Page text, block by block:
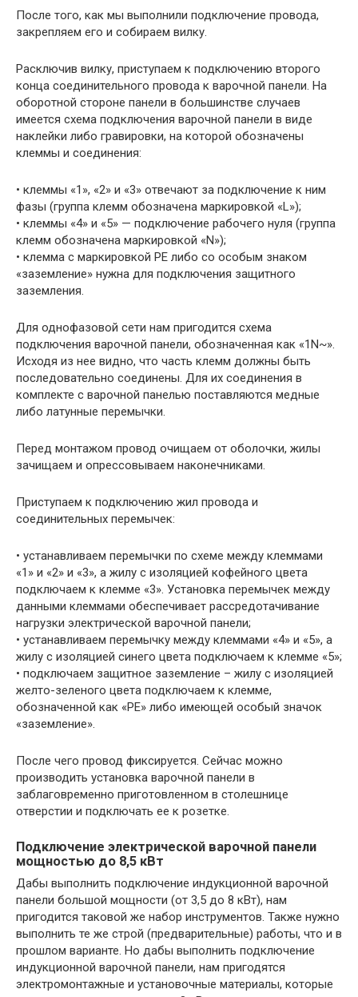
После того, как мы выполнили подключение провода,
закрепляем его и собираем вилку.
Расключив вилку, приступаем к подключению второго
конца соединительного провода к варочной панели. На
оборотной стороне панели в большинстве случаев
имеется схема подключения варочной панели в виде
наклейки либо гравировки, на которой обозначены
клеммы и соединения:
• клеммы «1», «2» и «3» отвечают за подключение к ним
фазы (группа клемм обозначена маркировкой «L»);
• клеммы «4» и «5» — подключение рабочего нуля (группа
клемм обозначена маркировкой «N»);
• клемма с маркировкой РЕ либо со особым знаком
«заземление» нужна для подключения защитного
заземления.
Для однофазовой сети нам пригодится схема
подключения варочной панели, обозначенная как «1N~».
Исходя из нее видно, что часть клемм должны быть
последовательно соединены. Для их соединения в
комплекте с варочной панелью поставляются медные
либо латунные перемычки.
Перед монтажом провод очищаем от оболочки, жилы
зачищаем и опрессовываем наконечниками.
Приступаем к подключению жил провода и
соединительных перемычек:
• устанавливаем перемычки по схеме между клеммами
«1» и «2» и «3», а жилу с изоляцией кофейного цвета
подключаем к клемме «3». Установка перемычек между
данными клеммами обеспечивает рассредотачивание
нагрузки электрической варочной панели;
• устанавливаем перемычку между клеммами «4» и «5», а
жилу с изоляцией синего цвета подключаем к клемме «5»;
• подключаем защитное заземление – жилу с изоляцией
желто-зеленого цвета подключаем к клемме,
обозначенной как «PE» либо имеющей особый значок
«заземление».
После чего провод фиксируется. Сейчас можно
производить установка варочной панели в
заблаговременно приготовленном в столешнице
отверстии и подключать ее к розетке.
Подключение электрической варочной панели
мощностью до 8,5 кВт
Дабы выполнить подключение индукционной варочной
панели большой мощности (от 3,5 до 8 кВт), нам
пригодится таковой же набор инструментов. Также нужно
выполнить те же строй (предварительные) работы, что и в
прошлом варианте. Но дабы выполнить подключение
индукционной варочной панели, нам пригодятся
электромонтажные и установочные материалы, которые